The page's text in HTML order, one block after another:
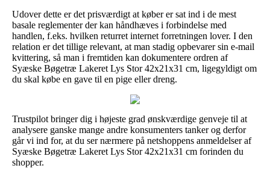
Udover dette er det prisværdigt at køber er sat ind i de mest
basale reglementer der kan håndhæves i forbindelse med
handlen, f.eks. hvilken returret internet forretningen lover. I den
relation er det tillige relevant, at man stadig opbevarer sin e-mail
kvittering, så man i fremtiden kan dokumentere ordren af
Syæske Bøgetræ Lakeret Lys Stor 42x21x31 cm, ligegyldigt om
du skal købe en gave til en pige eller dreng.
Trustpilot bringer dig i højeste grad ønskværdige genveje til at
analysere ganske mange andre konsumenters tanker og derfor
går vi ind for, at du ser nærmere på netshoppens anmeldelser af
Syæske Bøgetræ Lakeret Lys Stor 42x21x31 cm forinden du
shopper.